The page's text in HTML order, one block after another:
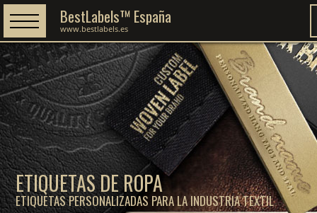
ETIQUETAS DE ROPA
ETIQUETAS PERSONALIZADAS PARA LA INDUSTRIA TEXTIL
BestLabels™ España
www.bestlabels.es